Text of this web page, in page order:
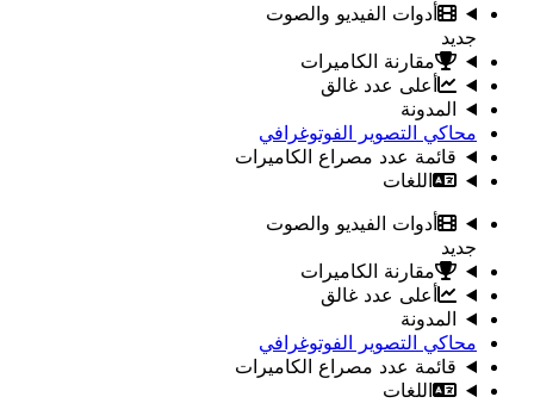
أدوات الفيديو والصوت
جديد
مقارنة الكاميرات
أعلى عدد غالق
المدونة
محاكي التصوير الفوتوغرافي
قائمة عدد مصراع الكاميرات
اللغات
أدوات الفيديو والصوت
جديد
مقارنة الكاميرات
أعلى عدد غالق
المدونة
محاكي التصوير الفوتوغرافي
قائمة عدد مصراع الكاميرات
اللغات